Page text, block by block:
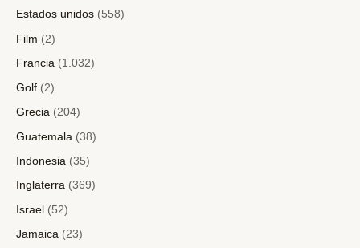
Estados unidos (558)
Film (2)
Francia (1.032)
Golf (2)
Grecia (204)
Guatemala (38)
Indonesia (35)
Inglaterra (369)
Israel (52)
Jamaica (23)